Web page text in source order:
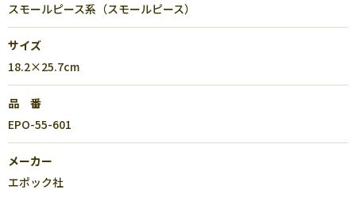
スモールピース系（スモールピース）
サイズ
18.2×25.7cm
品 番
EPO-55-601
メーカー
エポック社